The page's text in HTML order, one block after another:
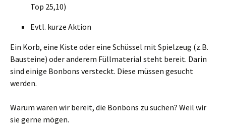
Top 25,10)
Evtl. kurze Aktion
Ein Korb, eine Kiste oder eine Schüssel mit Spielzeug (z.B.
Bausteine) oder anderem Füllmaterial steht bereit. Darin
sind einige Bonbons versteckt. Diese müssen gesucht
werden.
Warum waren wir bereit, die Bonbons zu suchen? Weil wir
sie gerne mögen.